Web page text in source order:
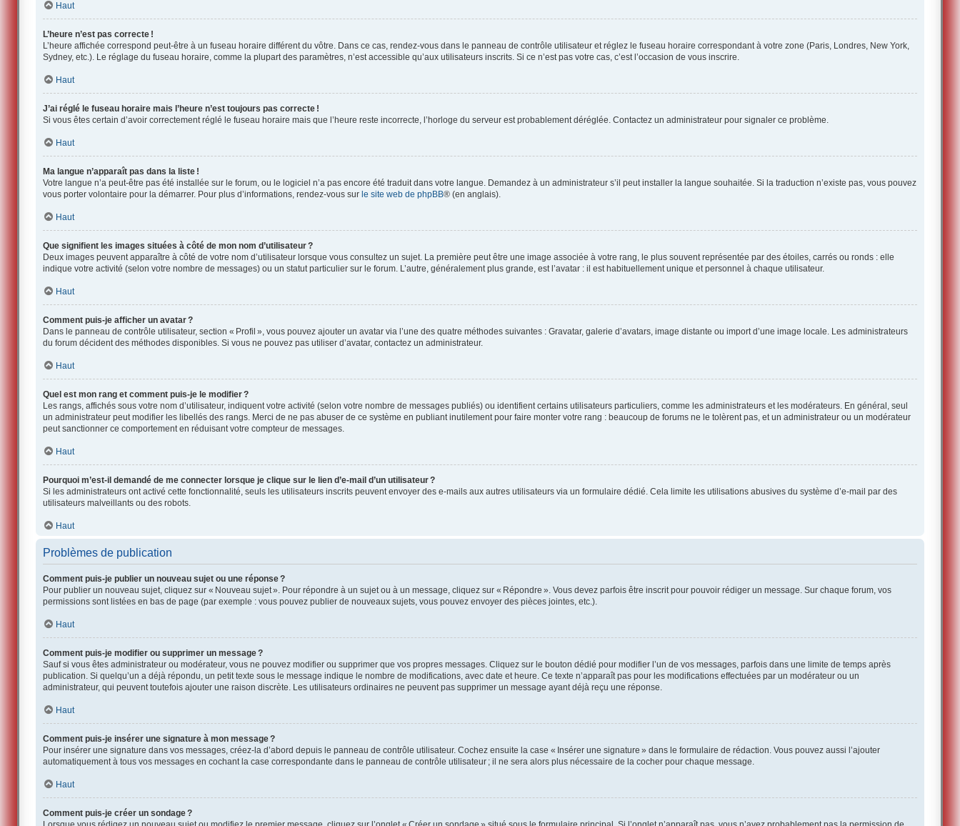
Haut
L’heure n’est pas correcte !
L’heure affichée correspond peut-être à un fuseau horaire différent du vôtre. Dans ce cas, rendez-vous dans le panneau de contrôle utilisateur et réglez le fuseau horaire correspondant à votre zone (Paris, Londres, New York,
Sydney, etc.). Le réglage du fuseau horaire, comme la plupart des paramètres, n’est accessible qu’aux utilisateurs inscrits. Si ce n’est pas votre cas, c’est l’occasion de vous inscrire.
Haut
J’ai réglé le fuseau horaire mais l’heure n’est toujours pas correcte !
Si vous êtes certain d’avoir correctement réglé le fuseau horaire mais que l’heure reste incorrecte, l’horloge du serveur est probablement déréglée. Contactez un administrateur pour signaler ce problème.
Haut
Ma langue n’apparaît pas dans la liste !
Votre langue n’a peut-être pas été installée sur le forum, ou le logiciel n’a pas encore été traduit dans votre langue. Demandez à un administrateur s’il peut installer la langue souhaitée. Si la traduction n’existe pas, vous pouvez
vous porter volontaire pour la démarrer. Pour plus d’informations, rendez-vous sur le site web de phpBB® (en anglais).
Haut
Que signifient les images situées à côté de mon nom d’utilisateur ?
Deux images peuvent apparaître à côté de votre nom d’utilisateur lorsque vous consultez un sujet. La première peut être une image associée à votre rang, le plus souvent représentée par des étoiles, carrés ou ronds : elle
indique votre activité (selon votre nombre de messages) ou un statut particulier sur le forum. L’autre, généralement plus grande, est l’avatar : il est habituellement unique et personnel à chaque utilisateur.
Haut
Comment puis-je afficher un avatar ?
Dans le panneau de contrôle utilisateur, section « Profil », vous pouvez ajouter un avatar via l’une des quatre méthodes suivantes : Gravatar, galerie d’avatars, image distante ou import d’une image locale. Les administrateurs
du forum décident des méthodes disponibles. Si vous ne pouvez pas utiliser d’avatar, contactez un administrateur.
Haut
Quel est mon rang et comment puis-je le modifier ?
Les rangs, affichés sous votre nom d’utilisateur, indiquent votre activité (selon votre nombre de messages publiés) ou identifient certains utilisateurs particuliers, comme les administrateurs et les modérateurs. En général, seul
un administrateur peut modifier les libellés des rangs. Merci de ne pas abuser de ce système en publiant inutilement pour faire monter votre rang : beaucoup de forums ne le tolèrent pas, et un administrateur ou un modérateur
peut sanctionner ce comportement en réduisant votre compteur de messages.
Haut
Pourquoi m’est-il demandé de me connecter lorsque je clique sur le lien d’e-mail d’un utilisateur ?
Si les administrateurs ont activé cette fonctionnalité, seuls les utilisateurs inscrits peuvent envoyer des e-mails aux autres utilisateurs via un formulaire dédié. Cela limite les utilisations abusives du système d’e-mail par des
utilisateurs malveillants ou des robots.
Haut
Problèmes de publication
Comment puis-je publier un nouveau sujet ou une réponse ?
Pour publier un nouveau sujet, cliquez sur « Nouveau sujet ». Pour répondre à un sujet ou à un message, cliquez sur « Répondre ». Vous devez parfois être inscrit pour pouvoir rédiger un message. Sur chaque forum, vos
permissions sont listées en bas de page (par exemple : vous pouvez publier de nouveaux sujets, vous pouvez envoyer des pièces jointes, etc.).
Haut
Comment puis-je modifier ou supprimer un message ?
Sauf si vous êtes administrateur ou modérateur, vous ne pouvez modifier ou supprimer que vos propres messages. Cliquez sur le bouton dédié pour modifier l’un de vos messages, parfois dans une limite de temps après
publication. Si quelqu’un a déjà répondu, un petit texte sous le message indique le nombre de modifications, avec date et heure. Ce texte n’apparaît pas pour les modifications effectuées par un modérateur ou un
administrateur, qui peuvent toutefois ajouter une raison discrète. Les utilisateurs ordinaires ne peuvent pas supprimer un message ayant déjà reçu une réponse.
Haut
Comment puis-je insérer une signature à mon message ?
Pour insérer une signature dans vos messages, créez-la d’abord depuis le panneau de contrôle utilisateur. Cochez ensuite la case « Insérer une signature » dans le formulaire de rédaction. Vous pouvez aussi l’ajouter
automatiquement à tous vos messages en cochant la case correspondante dans le panneau de contrôle utilisateur ; il ne sera alors plus nécessaire de la cocher pour chaque message.
Haut
Comment puis-je créer un sondage ?